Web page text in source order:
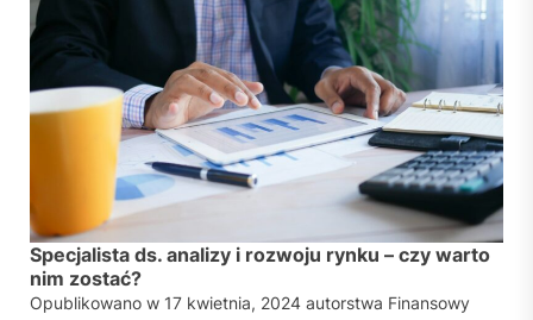
Specjalista ds. analizy i rozwoju rynku – czy warto
nim zostać?
Opublikowano w 17 kwietnia, 2024 autorstwa Finansowy